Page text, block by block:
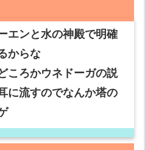
エンと水の神殿で明確
からな
ころかウネドーガの説
に流すのでなんか塔の